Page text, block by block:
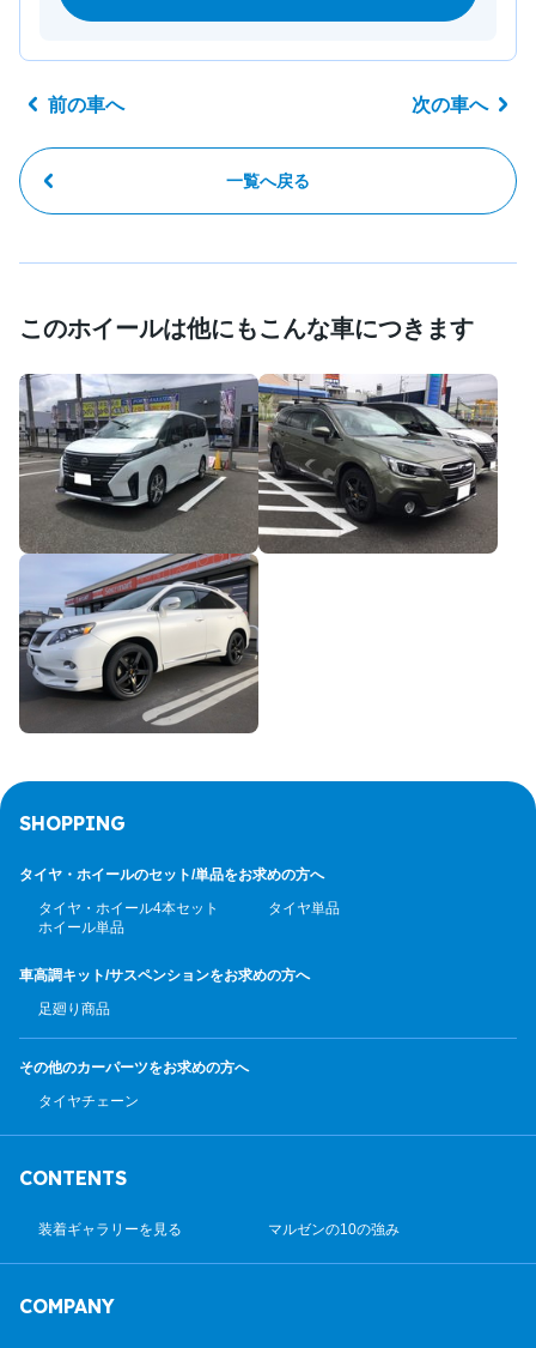
前の車へ
一覧へ戻る
次の車へ
このホイールは他にもこんな車につきます
SHOPPING
タイヤ・ホイールのセット/単品をお求めの方へ
タイヤ・ホイール4本セット
タイヤ単品
ホイール単品
車高調キット/サスペンションをお求めの方へ
足廻り商品
その他のカーパーツをお求めの方へ
タイヤチェーン
CONTENTS
装着ギャラリーを見る マルゼンの10の強み
COMPANY